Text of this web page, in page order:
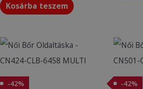
Kosárba teszem
-42%
Original
price
was:
490Ft.
Current
price
is:
-42%